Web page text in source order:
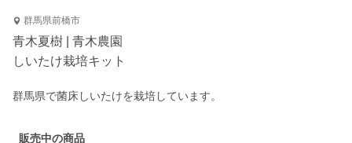
群馬県前橋市
青木夏樹 | 青木農園
しいたけ栽培キット
群馬県で菌床しいたけを栽培しています。
販売中の商品